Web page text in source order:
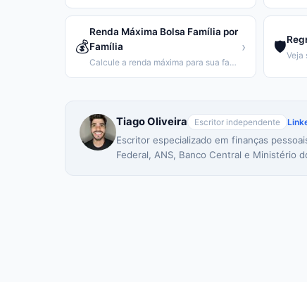
💰
Renda Máxima Bolsa Família por
Família
Calcule a renda máxima para sua família receber o Bolsa Família.
› 🛡️
Tiago Oliveira Escritor independente
Escritor especializado em finanças
Federal, ANS, Banco Central e Ministério